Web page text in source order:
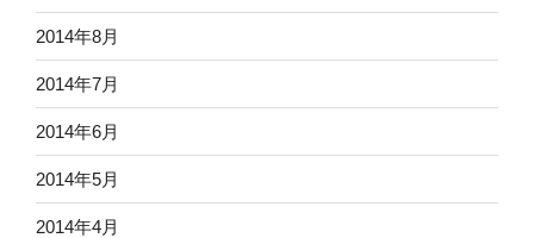
2014年8月
2014年7月
2014年6月
2014年5月
2014年4月